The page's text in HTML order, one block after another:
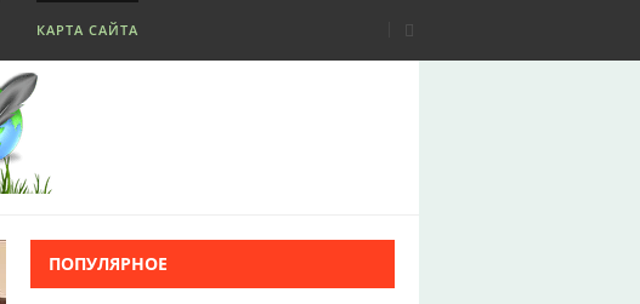
КАРТА САЙТА
ПОПУЛЯРНОЕ